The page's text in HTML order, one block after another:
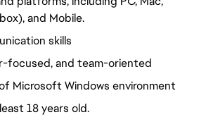
and Mobile.
skills
focused, and team-oriented
Microsoft Windows environment
18 years old.